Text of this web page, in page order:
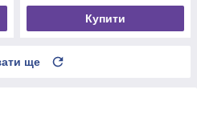
Купити
ще